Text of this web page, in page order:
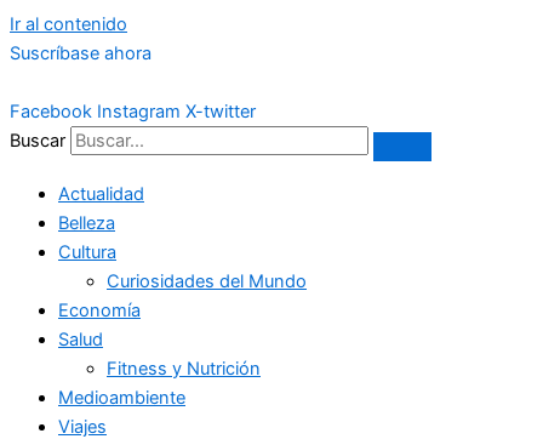
Ir al contenido
Suscríbase ahora
Facebook Instagram X-twitter
Buscar
Actualidad
Belleza
Cultura
Curiosidades del Mundo
Economía
Salud
Fitness y Nutrición
Medioambiente
Viajes